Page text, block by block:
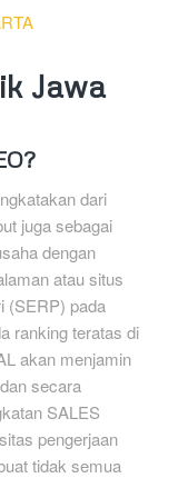
Jawa
dari
juga sebagai
dengan
atau situs
(SERP) pada
ranking teratas di
akan menjamin
secara
SALES
pengerjaan
tidak semua